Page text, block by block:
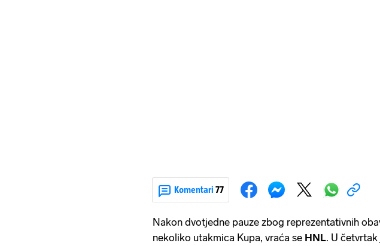
Komentari 77
Nakon dvotjedne pauze zbog reprezentativnih
nekoliko utakmica Kupa, vraća se HNL. U